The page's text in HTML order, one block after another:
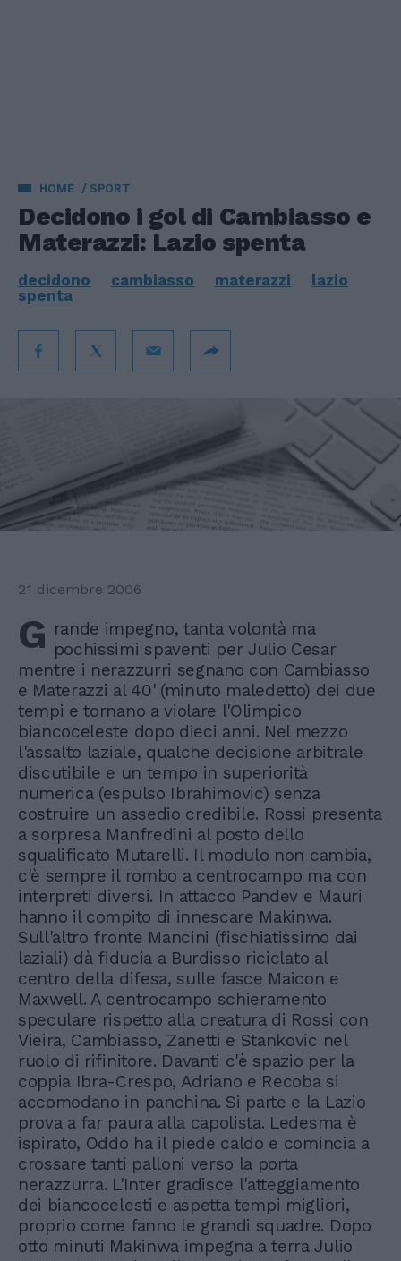
HOME SPORT
Decidono i gol di Cambiasso e
Materazzi: Lazio spenta
decidono cambiasso materazzi
lazio
spenta
21 dicembre 2006
G rande impegno, tanta volontà ma
pochissimi spaventi per Julio Cesar
mentre i nerazzurri segnano con Cambiasso
e Materazzi al 40' (minuto maledetto) dei due
tempi e tornano a violare l'Olimpico
biancoceleste dopo dieci anni. Nel mezzo
l'assalto laziale, qualche decisione arbitrale
discutibile e un tempo in superiorità
numerica (espulso Ibrahimovic) senza
costruire un assedio credibile. Rossi presenta
a sorpresa Manfredini al posto dello
squalificato Mutarelli. Il modulo non cambia,
c'è sempre il rombo a centrocampo ma con
interpreti diversi. In attacco Pandev e Mauri
hanno il compito di innescare Makinwa.
Sull'altro fronte Mancini (fischiatissimo dai
laziali) dà fiducia a Burdisso riciclato al
centro della difesa, sulle fasce Maicon e
Maxwell. A centrocampo schieramento
speculare rispetto alla creatura di Rossi con
Vieira, Cambiasso, Zanetti e Stankovic nel
ruolo di rifinitore. Davanti c'è spazio per la
coppia Ibra-Crespo, Adriano e Recoba si
accomodano in panchina. Si parte e la Lazio
prova a far paura alla capolista. Ledesma è
ispirato, Oddo ha il piede caldo e comincia a
crossare tanti palloni verso la porta
nerazzurra. L'Inter gradisce l'atteggiamento
dei biancocelesti e aspetta tempi migliori,
proprio come fanno le grandi squadre. Dopo
otto minuti Makinwa impegna a terra Julio